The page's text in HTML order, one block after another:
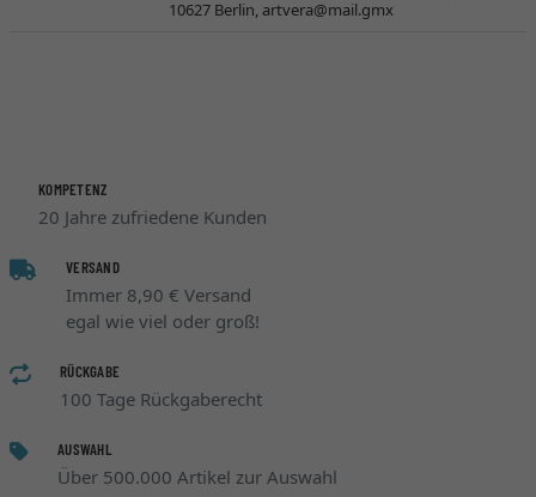
10627 Berlin,artvera@mail.gmx
KOMPETENZ
20 Jahre zufriedene Kunden
VERSAND
Immer 8,90 € Versand
egal wie viel oder groß!
RÜCKGABE
100 Tage Rückgaberecht
AUSWAHL
Über 500.000 Artikel zur Auswahl